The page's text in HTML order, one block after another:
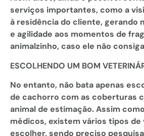
serviços importantes, como a
à residência do cliente, gerando
e agilidade aos momentos de
animalzinho, caso ele não
ESCOLHENDO UM BOM
No entanto, não bata apenas
de cachorro com as coberturas
animal de estimação. Assim
médicos, existem vários tipos de
escolher, sendo preciso